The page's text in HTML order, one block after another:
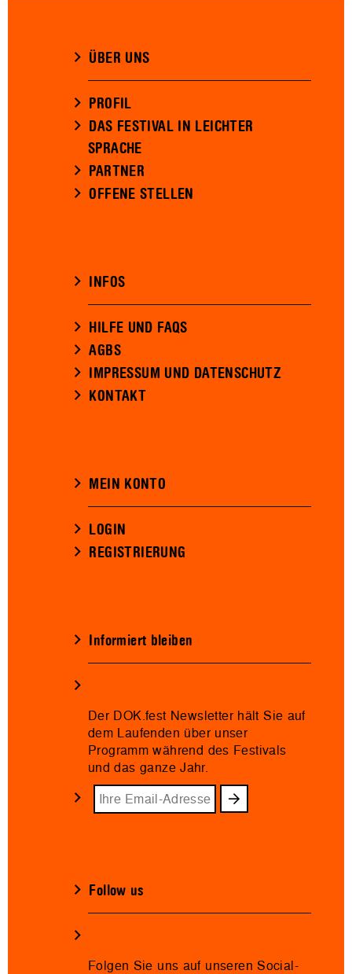
ÜBER UNS
PROFIL
DAS FESTIVAL IN LEICHTER
SPRACHE
PARTNER
OFFENE STELLEN
INFOS
HILFE UND FAQS
AGBS
IMPRESSUM UND DATENSCHUTZ
KONTAKT
MEIN KONTO
LOGIN
REGISTRIERUNG
Informiert bleiben
Der DOK.fest Newsletter hält Sie auf
dem Laufenden über unser
Programm während des Festivals
und das ganze Jahr.
Follow us
Folgen Sie uns auf unseren Social-